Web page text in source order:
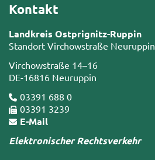
Kontakt
Landkreis Ostprignitz-Ruppin
Standort Virchowstraße Neuruppin
Virchowstraße 14–16
DE-16816 Neuruppin
03391 688 0
03391 3239
E-Mail
Elektronischer Rechtsverkehr